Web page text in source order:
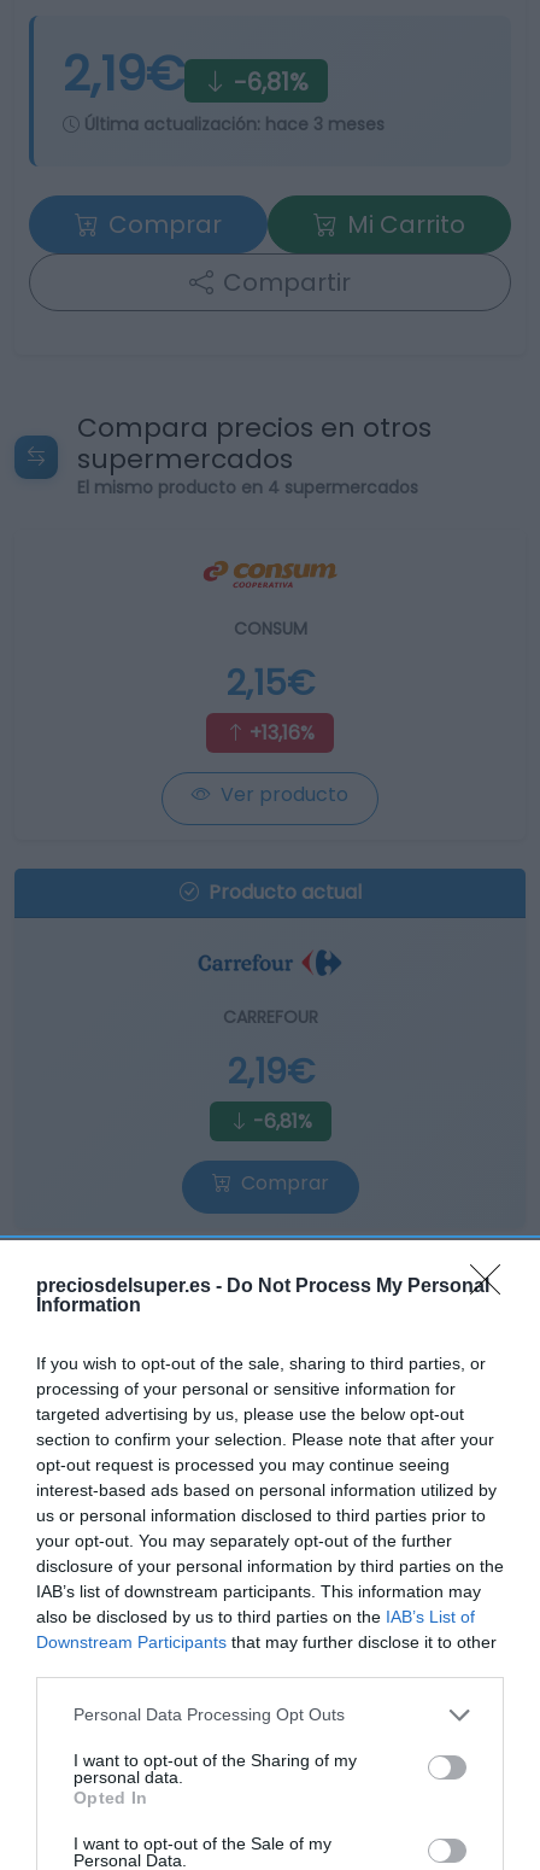
preciosdelsuper.es - Do Not Process My Personal
Information
If you wish to opt-out of the sale, sharing to third parties, or
processing of your personal or sensitive information for
targeted advertising by us, please use the below opt-out
section to confirm your selection. Please note that after your
opt-out request is processed you may continue seeing
interest-based ads based on personal information utilized by
us or personal information disclosed to third parties prior to
your opt-out. You may separately opt-out of the further
disclosure of your personal information by third parties on the
IAB’s list of downstream participants. This information may
also be disclosed by us to third parties on the IAB’s List of
Downstream Participants that may further disclose it to other
Please note that this website/app uses one or more Google
not limited to your visit or usage behaviour. You may click to
grant or deny consent to Google and its third-party tags to
use your data for below specified purposes in below Google
consent section.
Personal Data Processing Opt Outs
I want to opt-out of the Sharing of my
personal data.
Opted In
I want to opt-out of the Sale of my
Personal Data.
2,19€ -6,81%
Última actualización: hace 3 meses
Comprar
Mi Carrito
Compartir
Compara precios en otros
supermercados
El mismo producto en 4 supermercados
CONSUM
2,15€
+13,16%
Ver producto
Producto actual
CARREFOUR
2,19€
-6,81%
Comprar
EL CORTE INGLÉS
2,21€
+7,8%
Ver producto
—